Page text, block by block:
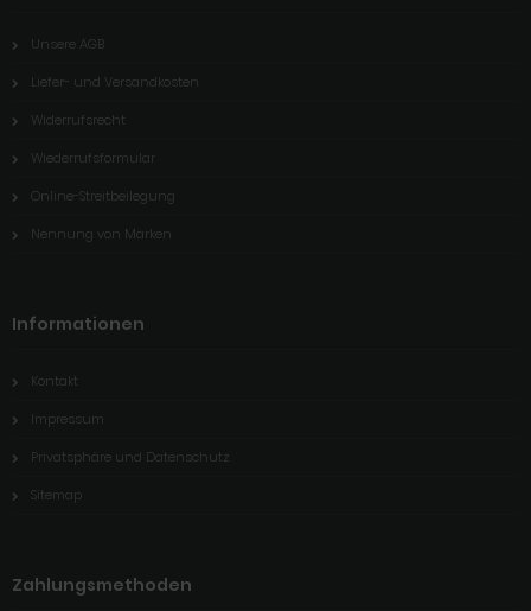
Unsere AGB
Liefer- und Versandkosten
Widerrufsrecht
Wiederrufsformular
Online-Streitbeilegung
Nennung von Marken
Informationen
Kontakt
Impressum
Privatsphäre und Datenschutz
Sitemap
Zahlungsmethoden